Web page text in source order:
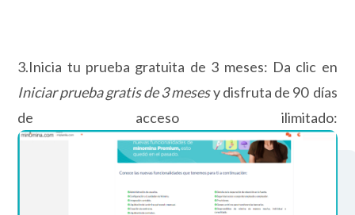
3.Inicia tu prueba gratuita de 3 meses: Da clic en
Iniciar prueba gratis de 3 mesesy disfruta de 90 días
de acceso ilimitado: